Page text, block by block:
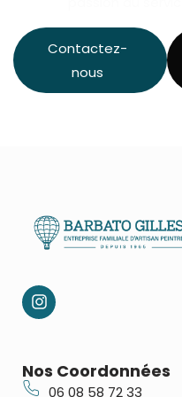
Contactez-
nous
Nos Coordonnées
06 08 58 72 33